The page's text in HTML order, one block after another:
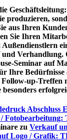
produzieren,
aus Ihren
Sie Ihren
Verhandlung.
Seminar auf
Ihre Bedürfnisse
up-Treffen
zu Verkauf